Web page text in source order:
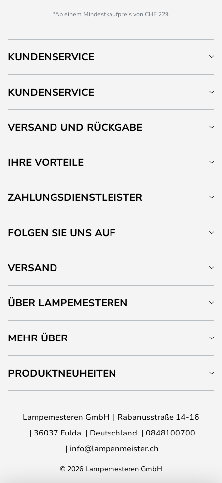
*Ab einem Mindestkaufpreis von CHF 229.
KUNDENSERVICE
KUNDENSERVICE
VERSAND UND RÜCKGABE
IHRE VORTEILE
ZAHLUNGSDIENSTLEISTER
FOLGEN SIE UNS AUF
VERSAND
ÜBER LAMPEMESTEREN
MEHR ÜBER
PRODUKTNEUHEITEN
Lampemesteren GmbH
Rabanusstraße 14-16
36037 Fulda
Deutschland
0848100700
info@lampenmeister.ch
© 2026 Lampemesteren GmbH